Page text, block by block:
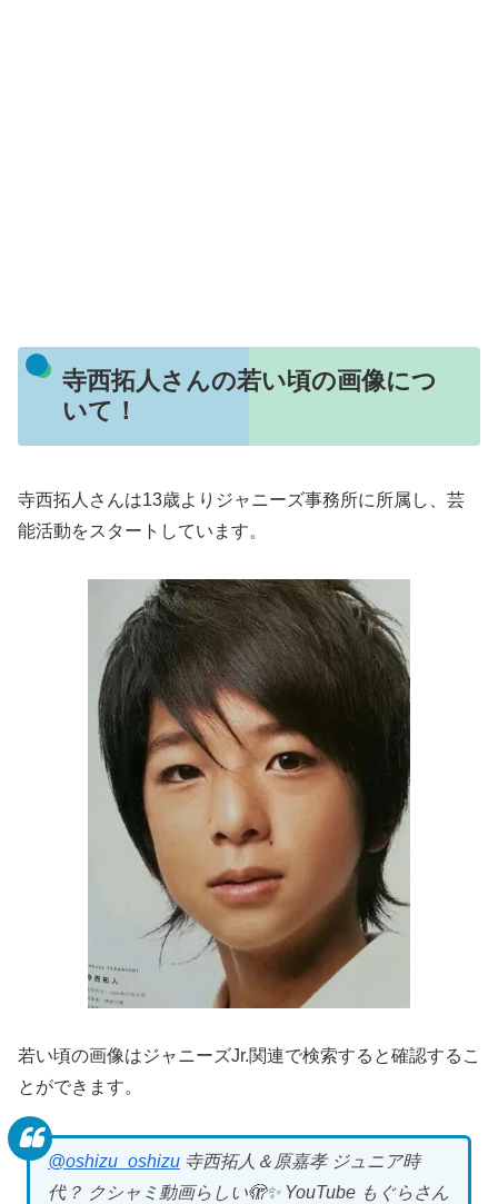
寺西拓人さんの若い頃の画像につ
いて！
寺西拓人さんは13歳よりジャニーズ事務所に所属し、芸
能活動をスタートしています。
若い頃の画像はジャニーズJr.関連で検索すると確認するこ
とができます。
@oshizu_oshizu 寺西拓人＆原嘉孝 ジュニア時
代？ クシャミ動画らしい🫣✨ YouTube もぐらさん